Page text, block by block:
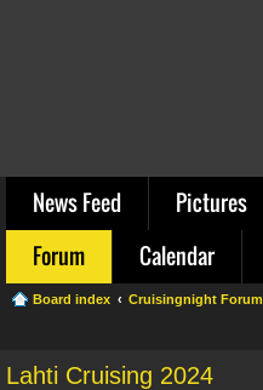
News Feed Pictures
Forum
Calendar
Board index Cruisingnight Forum
Lahti Cruising 2024